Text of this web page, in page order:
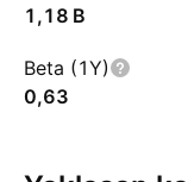
‪1,18 B‬
Beta (1Y)
0,63